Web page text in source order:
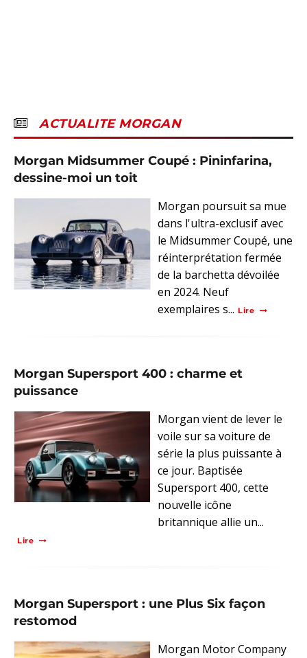
ACTUALITE MORGAN
Morgan Midsummer Coupé : Pininfarina,
dessine-moi un toit
Morgan poursuit sa mue
dans l'ultra-exclusif avec
le Midsummer Coupé, une
réinterprétation fermée
de la barchetta dévoilée
en 2024. Neuf
exemplaires s... Lire
Morgan Supersport 400 : charme et
puissance
Morgan vient de lever le
voile sur sa voiture de
série la plus puissante à
ce jour. Baptisée
Supersport 400, cette
nouvelle icône
britannique allie un...
Lire
Morgan Supersport : une Plus Six façon
restomod
Morgan Motor Company